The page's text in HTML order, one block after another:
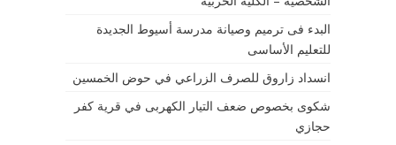
البدء فى ترميم وصيانة مدرسة أسيوط الجديدة
للتعليم الأساسى
انسداد زاروق للصرف الزراعي في حوض الخمسين
شكوى بخصوص ضعف التيار الكهربى في قرية كفر
حجازي